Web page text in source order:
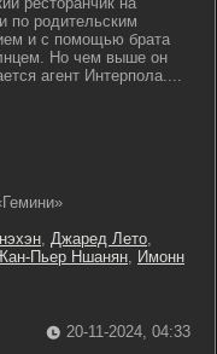
по родительским
и с помощью брата
Но чем выше он
агент Интерпола....
, Джаред Лето,
Пьер Ншанян, Имонн
20-11-2024, 04:33